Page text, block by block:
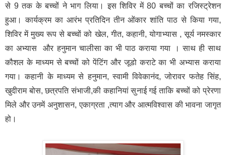
से 9 तक के बच्चों ने भाग लिया। इस शिविर में 80 बच्चों का रजिस्ट्रेशन
हुआ। कार्यक्रम का आरंभ प्रतिदिन तीन ओंकार शांति पाठ से किया गया,
शिविर में मुख्य रूप से बच्चों को खेल, गीत, कहानी, योगाभ्यास , सूर्य नमस्कार
का अभ्यास और हनुमान चालीसा का भी पाठ कराया गया । साथ ही साथ
कौशल के माध्यम से बच्चों को पेंटिंग और जूडो कराटे का भी अभ्यास कराया
गया। कहानी के माध्यम से हनुमान, स्वामी विवेकानंद, जोरावर फतेह सिंह,
खुदीराम बोस, छत्रपति संभाजी,की कहानियां सुनाई गई ताकि बच्चों को प्रेरणा
मिले और उनमें अनुशासन, एकाग्रता ,त्याग और आत्मविश्वास की भावना जागृत
हो।